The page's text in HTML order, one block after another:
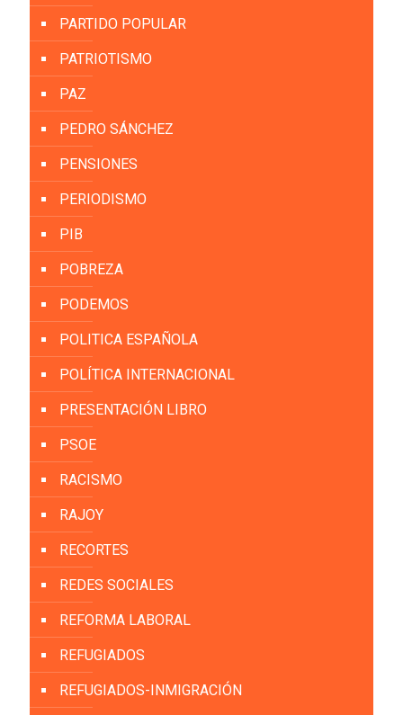
PARTIDO POPULAR
PATRIOTISMO
PAZ
PEDRO SÁNCHEZ
PENSIONES
PERIODISMO
PIB
POBREZA
PODEMOS
POLITICA ESPAÑOLA
POLÍTICA INTERNACIONAL
PRESENTACIÓN LIBRO
PSOE
RACISMO
RAJOY
RECORTES
REDES SOCIALES
REFORMA LABORAL
REFUGIADOS
REFUGIADOS-INMIGRACIÓN